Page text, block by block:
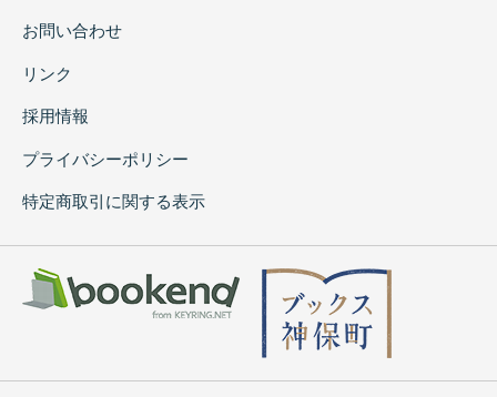
お問い合わせ
リンク
採用情報
プライバシーポリシー
特定商取引に関する表示